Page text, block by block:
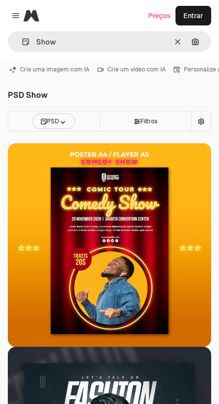
Close menu
Magnific
Limpar
Preços Entrar
Crie uma imagem com IA Crie um vídeo com IA Personalize
PSD Show
PSD Filtros